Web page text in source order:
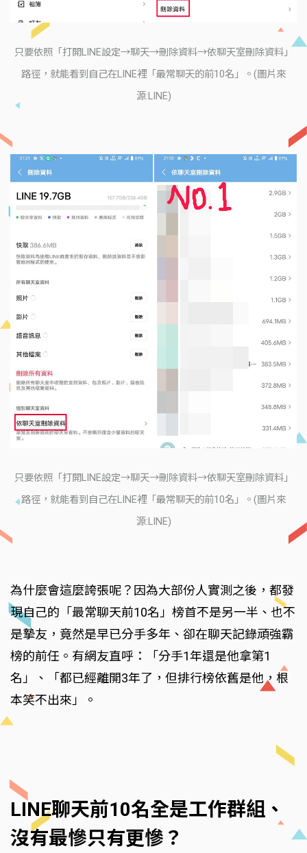
只要依照「打開LINE設定→聊天→刪除資料→依聊天室刪除資料」
路徑，就能看到自己在LINE裡「最常聊天的前10名」。(圖片來
源:LINE)
只要依照「打開LINE設定→聊天→刪除資料→依聊天室刪除資料」
路徑，就能看到自己在LINE裡「最常聊天的前10名」。(圖片來
源:LINE)
為什麼會這麼誇張呢？因為大部份人實測之後，都發
現自己的「最常聊天前10名」榜首不是另一半、也不
是摯友，竟然是早已分手多年、卻在聊天記錄頑強霸
榜的前任。有網友直呼：「分手1年還是他拿第1
名」、「都已經離開3年了，但排行榜依舊是他，根
本笑不出來」。
LINE聊天前10名全是工作群組、
沒有最慘只有更慘？